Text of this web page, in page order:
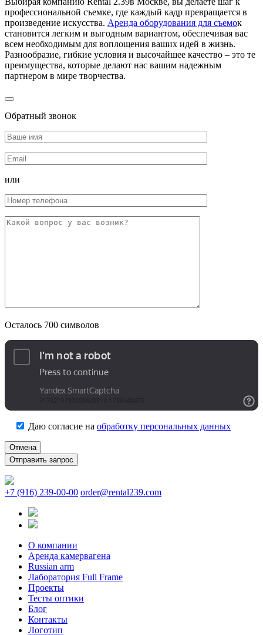
профессиональной съемке, где каждый кадр превращается в
произведение искусства. Аренда оборудования для съемок
становится легким и выгодным вариантом, обеспечивая вас
всем необходимым для воплощения ваших идей в жизнь.
Разнообразие, гибкие условия и высочайшее качество – это те
преимущества, которые делают нас вашим надежным
партнером в мире творчества.
Обратный звонок
или
Осталось 700 символов
Даю согласие на обработку персональных данных
Отмена
+7 (916) 239-00-00 order@rental239.com
О компании
Аренда камервагена
Russian arm
Лаборатория Full Frame
Проекты
Тесты оптики
Блог
Контакты
Логотип